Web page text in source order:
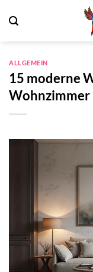
Inhalt
ALLGEMEIN
15 moderne
Wohnzimmer